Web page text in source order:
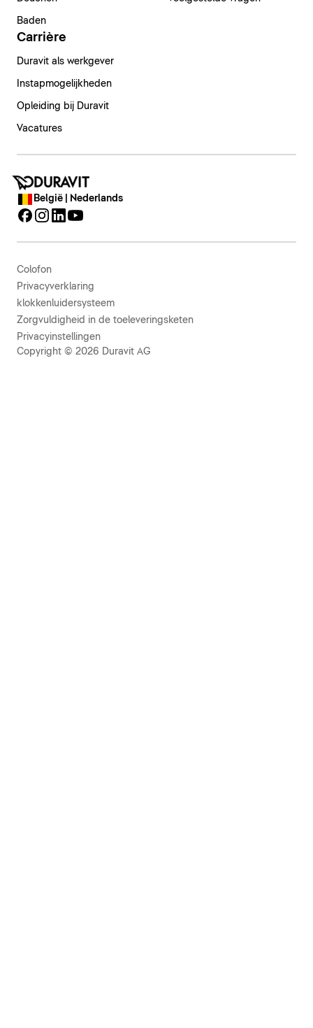
Baden
Carrière
Duravit als werkgever
Instapmogelijkheden
Opleiding bij Duravit
Vacatures
België | Nederlands
Colofon
Privacyverklaring
klokkenluidersysteem
Zorgvuldigheid in de toeleveringsketen
Privacyinstellingen
Copyright © 2026 Duravit AG